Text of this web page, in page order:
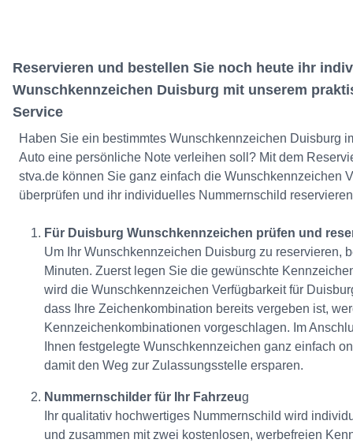
Reservieren und bestellen Sie noch heute ihr
Wunschkennzeichen Duisburg mit unserem
Service
Haben Sie ein bestimmtes Wunschkennzeichen Duisburg
Auto eine persönliche Note verleihen soll? Mit dem
stva.de können Sie ganz einfach die Wunschkennzeichen
überprüfen und ihr individuelles Nummernschild
Für Duisburg Wunschkennzeichen prüfen und
Um Ihr Wunschkennzeichen Duisburg zu reservieren,
Minuten. Zuerst legen Sie die gewünschte
wird die Wunschkennzeichen Verfügbarkeit für
dass Ihre Zeichenkombination bereits vergeben ist,
Kennzeichenkombinationen vorgeschlagen. Im
Ihnen festgelegte Wunschkennzeichen ganz einfach
damit den Weg zur Zulassungsstelle ersparen.
Nummernschilder für Ihr Fahrzeug
Ihr qualitativ hochwertiges Nummernschild wird
und zusammen mit zwei kostenlosen, werbefreien